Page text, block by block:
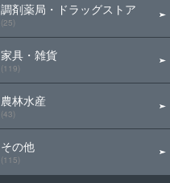
調剤薬局・ドラッグストア
(25)
家具・雑貨
(119)
農林水産
(43)
その他
(115)